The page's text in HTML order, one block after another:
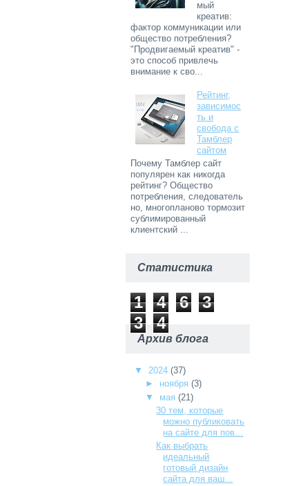
мый
креатив:
фактор коммуникации или
общество потребления?
"Продвигаемый креатив" -
это способ привлечь
внимание к сво...
Рейтинг,
зависимос
ть и
свобода с
Тамблер
сайтом
Почему Тамблер сайт
популярен как никогда
рейтинг? Общество
потребления, следователь
но, многопланово тормозит
сублимированный
клиентский ...
Статистика
1 4 6
3
3
4
Архив блога
▼ 2024 (37)
► ноября (3)
▼ мая (21)
30 тем, которые
можно публиковать
на сайте для пов...
Как выбрать
идеальный
готовый дизайн
сайта для ваш...